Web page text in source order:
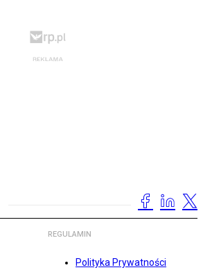
REGULAMIN
Polityka Prywatności